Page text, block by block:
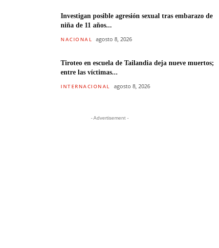
Investigan posible agresión sexual tras embarazo de
niña de 11 años...
NACIONAL agosto 8, 2026
Tiroteo en escuela de Tailandia deja nueve muertos;
entre las víctimas...
INTERNACIONAL agosto 8, 2026
- Advertisement -